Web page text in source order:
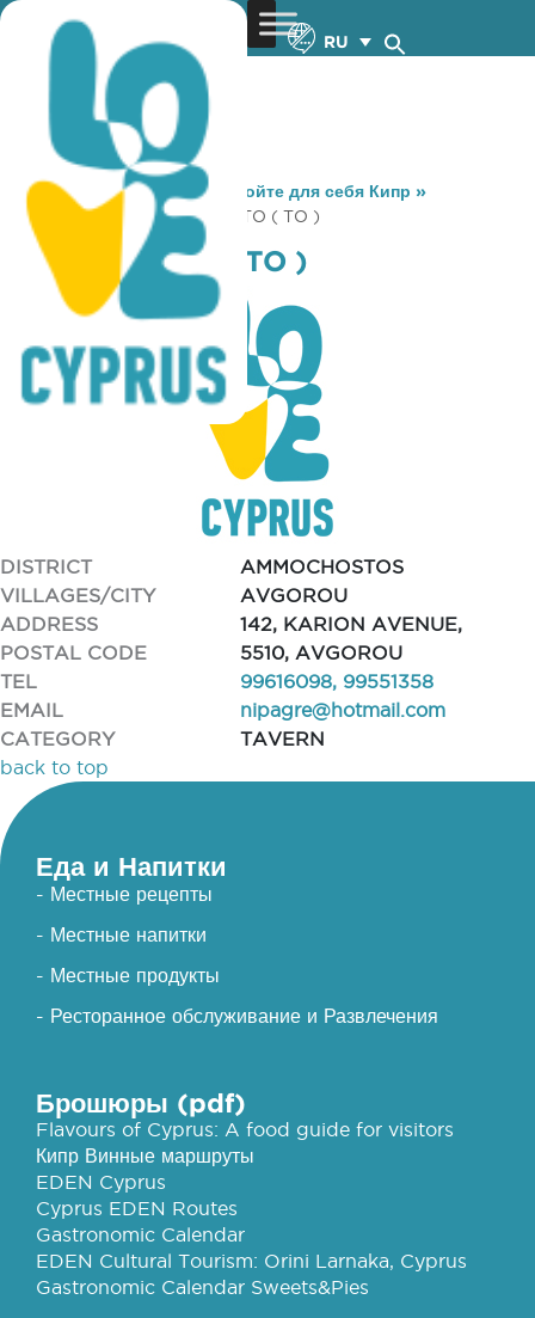
RU
You are here: Home »Откройте для себя Кипр »
Gastronomy
» ADIACHORITO ( TO )
ADIACHORITO ( TO )
DISTRICT
AMMOCHOSTOS
VILLAGES/CITY
AVGOROU
ADDRESS
142, KARION AVENUE,
POSTAL CODE
5510, AVGOROU
TEL
99616098, 99551358
EMAIL
nipagre@hotmail.com
CATEGORY
TAVERN
back to top
Еда и Напитки
- Местные рецепты
- Местные напитки
- Местные продукты
- Ресторанное обслуживание и Развлечения
Брошюры (pdf)
Flavours of Cyprus: A food guide for visitors
Кипр Винные маршруты
EDEN Cyprus
Cyprus EDEN Routes
Gastronomic Calendar
EDEN Cultural Tourism: Orini Larnaka, Cyprus
Gastronomic Calendar Sweets&Pies